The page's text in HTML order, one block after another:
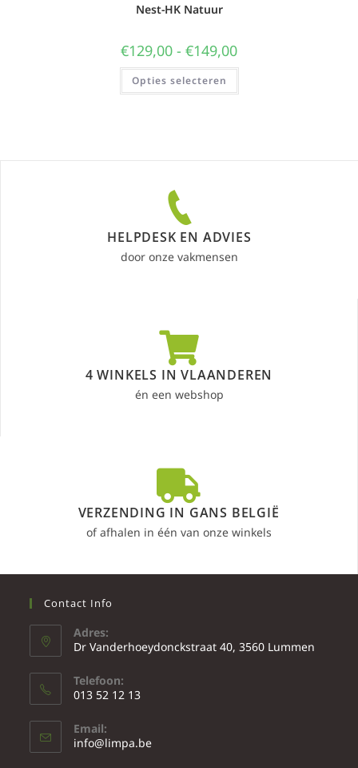
Nest-HK Natuur
€129,00 - €149,00
Opties selecteren
HELPDESK EN ADVIES
door onze vakmensen
4 WINKELS IN VLAANDEREN
én een webshop
VERZENDING IN GANS BELGIË
of afhalen in één van onze winkels
Contact Info
Adres:
Dr Vanderhoeydonckstraat 40, 3560 Lummen
Telefoon:
013 52 12 13
Email:
info@limpa.be